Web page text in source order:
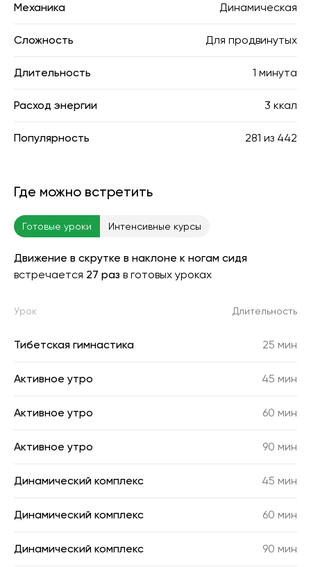
Механика Динамическая
Сложность Для продвинутых
Длительность 1 минута
Расход энергии 3 ккал
Популярность 281 из 442
Где можно встретить
Готовые уроки Интенсивные курсы
Движение в скрутке в наклоне к ногам сидя
встречается 27 раз в готовых уроках
Урок Длительность
Тибетская гимнастика 25 мин
Активное утро 45 мин
Активное утро 60 мин
Активное утро 90 мин
Динамический комплекс 45 мин
Динамический комплекс 60 мин
Динамический комплекс 90 мин